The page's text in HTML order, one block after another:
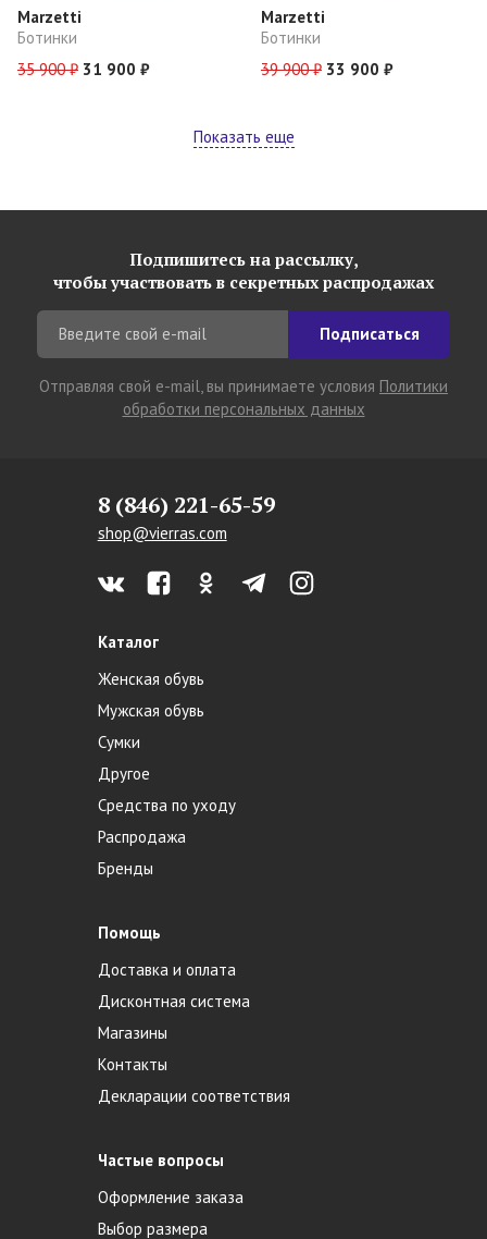
Marzetti
Ботинки
35 900 ₽ 31 900 ₽
Marzetti
Ботинки
39 900 ₽ 33 900 ₽
Показать еще
Подпишитесь на рассылку,
чтобы участвовать в секретных распродажах
Подписаться
Отправляя свой e-mail, вы принимаете условия Политики
обработки персональных данных
8 (846) 221-65-59
shop@vierras.com
Каталог
Женская обувь
Мужская обувь
Сумки
Другое
Средства по уходу
Распродажа
Бренды
Помощь
Доставка и оплата
Дисконтная система
Магазины
Контакты
Декларации соответствия
Частые вопросы
Оформление заказа
Выбор размера